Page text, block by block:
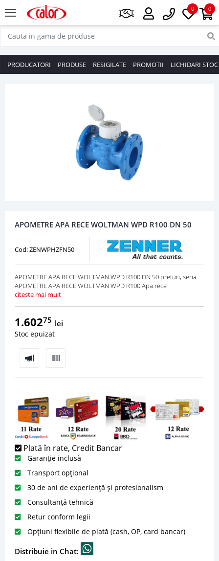
0
0
PRODUCATORI PRODUSE RESIGILATE PROMOTII LICHIDARI STOC
APOMETRE APA RECE WOLTMAN WPD R100 DN 50
Cod: ZENWPHZFN50
APOMETRE APA RECE WOLTMAN WPD R100 DN 50 preturi, seria
APOMETRE APA RECE WOLTMAN WPD R100 Apa rece
citeste mai mult
1.60275 lei
Stoc epuizat
Plată în rate, Credit Bancar
Garanție inclusă
Transport opțional
30 de ani de experiență și profesionalism
Consultanță tehnică
Retur conform legii
Opțiuni flexibile de plată (cash, OP, card bancar)
Distribuie in Chat: